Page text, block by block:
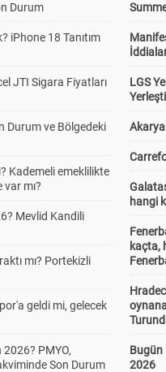
Durum
iPhone 18 Tanıtım
JTI Sigara Fiyatları
Durum ve Bölgedeki
Kademeli emeklilikte
mı?
Mevlid Kandili
mı? Portekizli
geldi mi, gelecek
PMYO,
Son Durum
LGS
hangi
kaçta,
Bugün
2026